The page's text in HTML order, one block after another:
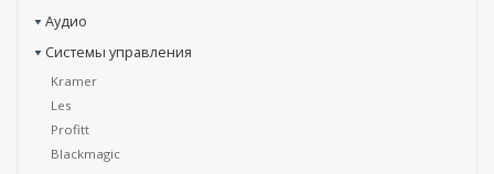
Аудио
Системы управления
Kramer
Les
Profitt
Blackmagic